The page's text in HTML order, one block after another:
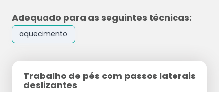
Adequado para as seguintes técnicas:
aquecimento
Trabalho de pés com passos laterais
deslizantes